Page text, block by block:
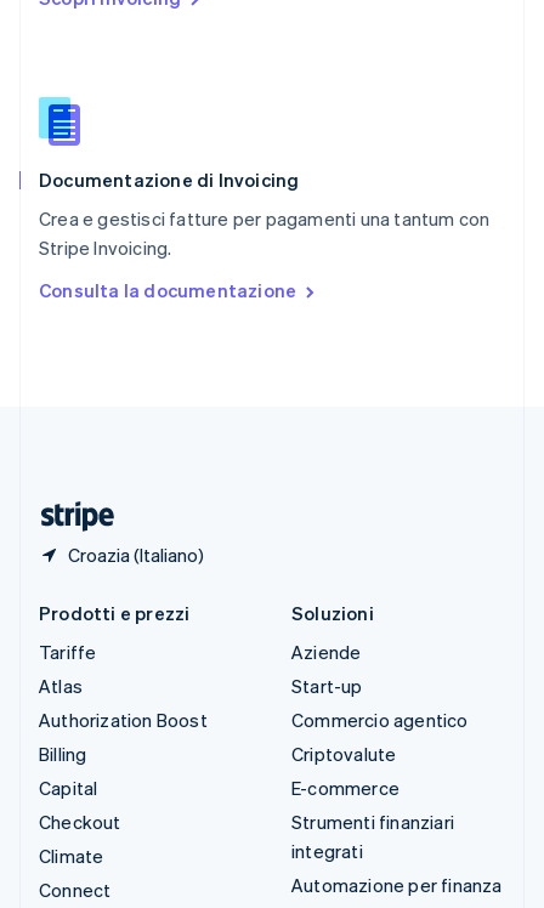
Documentazione di Invoicing
Crea e gestisci fatture per pagamenti una tantum con
Stripe Invoicing.
Consulta la documentazione
Croazia (Italiano)
English
Slovacchia
Slovenia
Spagna
EspañolEnglish
English Español简体中文
Prodotti e prezzi
Tariffe
Atlas
Authorization Boost
Billing
Capital
Checkout
Climate
Connect
Soluzioni
Aziende
Start-up
Commercio agentico
Criptovalute
E-commerce
Strumenti finanziari
integrati
Automazione per finanza